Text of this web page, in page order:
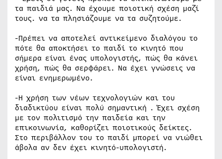
τα παιδιά μας. Να έχουμε ποιοτική σχέση μαζί
τους. να τα πλησιάζουμε να τα συζητούμε.
-Πρέπει να αποτελεί αντικείμενο διαλόγου το
πότε θα αποκτήσει το παιδί το κινητό που
σήμερα είναι ένας υπολογιστής, πώς θα κάνει
χρήση, πώς θα σερφάρει. Να έχει γνώσεις να
είναι ενημερωμένο.
-Η χρήση των νέων τεχνολογιών και του
διαδικτύου είναι πολύ σημαντική . Έχει σχέση
με τον πολιτισμό την παιδεία και την
επικοινωνία, καθορίζει ποιοτικούς δείκτες.
Στο περιβάλλον του το παιδί μπορεί να νιώθει
άβολα αν δεν έχει κινητό-υπολογιστή.